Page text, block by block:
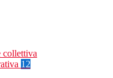
collettiva
12